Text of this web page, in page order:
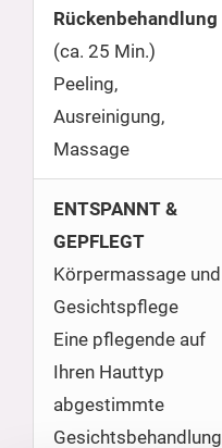
Rückenbehandlung
(ca. 25 Min.)
Peeling,
Ausreinigung,
Massage
ENTSPANNT &
GEPFLEGT
Körpermassage und
Gesichtspflege
Eine pflegende auf
Ihren Hauttyp
abgestimmte
Gesichtsbehandlung